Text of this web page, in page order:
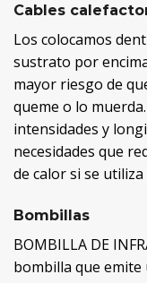
Cables
Los colocamos
sustrato por
mayor riesgo de
queme o lo
intensidades y
necesidades que
de calor si se
Bombillas
BOMBILLA DE
bombilla que